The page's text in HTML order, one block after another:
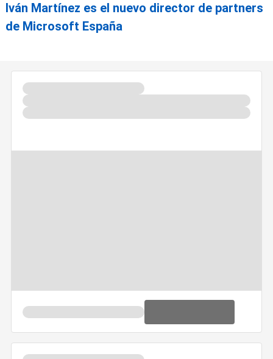
Iván Martínez es el nuevo director de partners
de Microsoft España